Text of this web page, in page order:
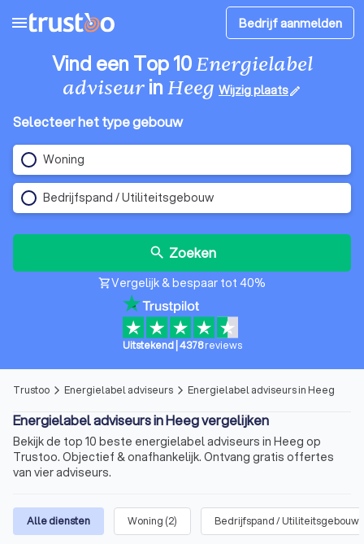
menu Bedrijf aanmelden
Vind een Top 10Energielabel
adviseurinHeeg Wijzig plaatsedit
Selecteer het type gebouw
Woning
Bedrijfspand / Utiliteitsgebouw
search Zoeken
shopping_cartVergelijk & bespaar tot 40%
Uitstekend| 4378 reviews
Trustoo arrow_forward_ios Energielabel adviseurs arrow_forward_ios Energielabel adviseurs in Heeg
Energielabel adviseurs in Heeg vergelijken
Bekijk de top 10 beste energielabel adviseurs in Heeg op
Trustoo. Objectief & onafhankelijk. Ontvang gratis offertes
van vier adviseurs.
Alle diensten Woning (2) Bedrijfspand / Utiliteitsgebouw